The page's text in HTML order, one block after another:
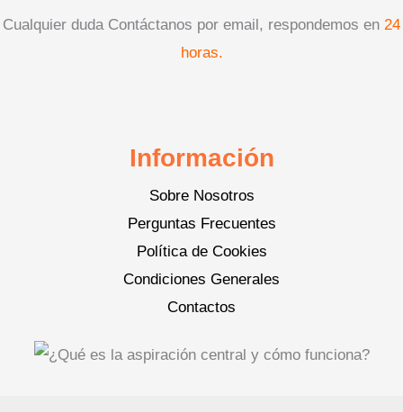
Cualquier duda Contáctanos por email, respondemos en 24
horas.
Información
Sobre Nosotros
Perguntas Frecuentes
Política de Cookies
Condiciones Generales
Contactos